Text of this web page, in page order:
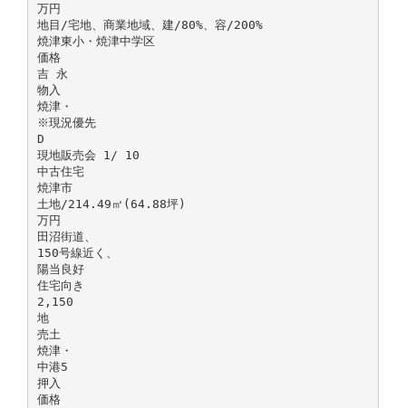
万円
地目/宅地、商業地域、建/80%、容/200%
焼津東小・焼津中学区
価格
吉 永
物入
焼津・
※現況優先
D
現地販売会 1/ 10
中古住宅
焼津市
土地/214.49㎡(64.88坪)
万円
田沼街道、
150号線近く、
陽当良好
住宅向き
2,150
地
売土
焼津・
中港5
押入
価格